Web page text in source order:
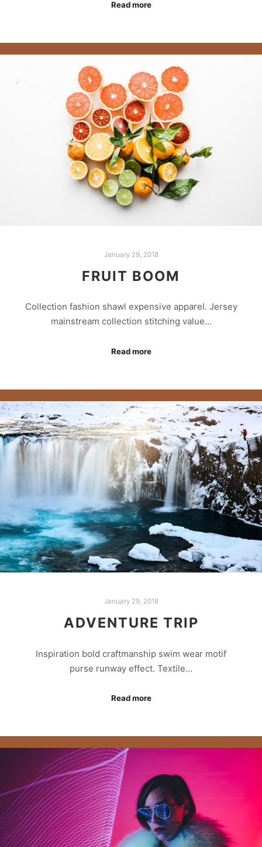
Read more
January 29, 2018
FRUIT BOOM
Collection fashion shawl expensive apparel. Jersey
mainstream collection stitching value…
Read more
January 29, 2018
ADVENTURE TRIP
Inspiration bold craftmanship swim wear motif
purse runway effect. Textile…
Read more